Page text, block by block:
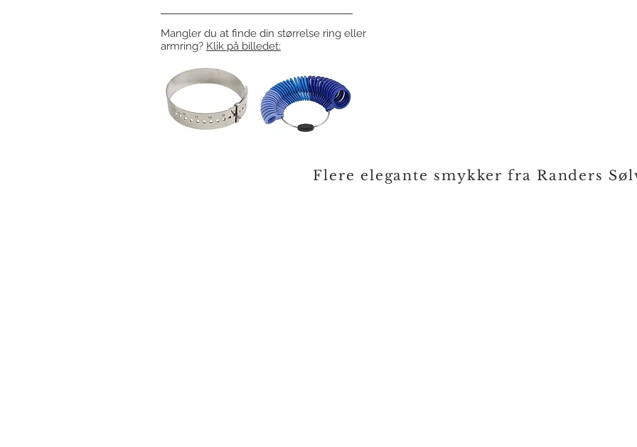
Mangler du at finde din størrelse ring eller
armring? Klik på billedet:
Flere elegante smykker fra Randers